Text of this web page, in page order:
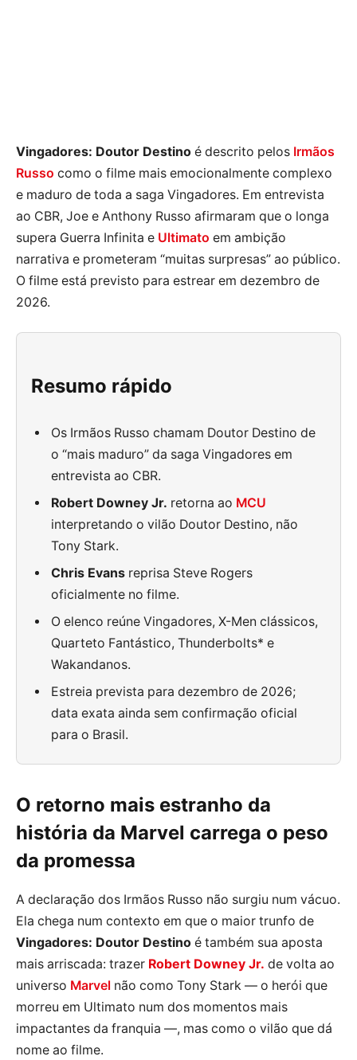
Vingadores: Doutor Destino é descrito pelos Irmãos
Russo como o filme mais emocionalmente complexo
e maduro de toda a saga Vingadores. Em entrevista
ao CBR, Joe e Anthony Russo afirmaram que o longa
supera Guerra Infinita e Ultimato em ambição
narrativa e prometeram “muitas surpresas” ao público.
O filme está previsto para estrear em dezembro de
2026.
Resumo rápido
Os Irmãos Russo chamam Doutor Destino de
o “mais maduro” da saga Vingadores em
entrevista ao CBR.
Robert Downey Jr. retorna ao MCU
interpretando o vilão Doutor Destino, não
Tony Stark.
Chris Evans reprisa Steve Rogers
oficialmente no filme.
O elenco reúne Vingadores, X-Men clássicos,
Quarteto Fantástico, Thunderbolts* e
Wakandanos.
Estreia prevista para dezembro de 2026;
data exata ainda sem confirmação oficial
para o Brasil.
O retorno mais estranho da
história da Marvel carrega o peso
da promessa
A declaração dos Irmãos Russo não surgiu num vácuo.
Ela chega num contexto em que o maior trunfo de
Vingadores: Doutor Destino é também sua aposta
mais arriscada: trazer Robert Downey Jr. de volta ao
universo Marvel não como Tony Stark — o herói que
morreu em Ultimato num dos momentos mais
impactantes da franquia —, mas como o vilão que dá
nome ao filme.